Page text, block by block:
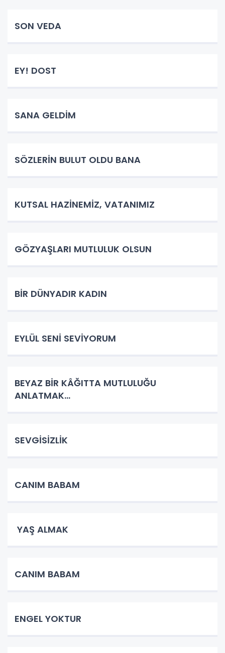
SON VEDA
EY! DOST
SANA GELDİM
SÖZLERİN BULUT OLDU BANA
KUTSAL HAZİNEMİZ, VATANIMIZ
GÖZYAŞLARI MUTLULUK OLSUN
BİR DÜNYADIR KADIN
EYLÜL SENİ SEVİYORUM
BEYAZ BİR KÂĞITTA MUTLULUĞU
ANLATMAK…
SEVGİSİZLİK
CANIM BABAM
YAŞ ALMAK
CANIM BABAM
ENGEL YOKTUR